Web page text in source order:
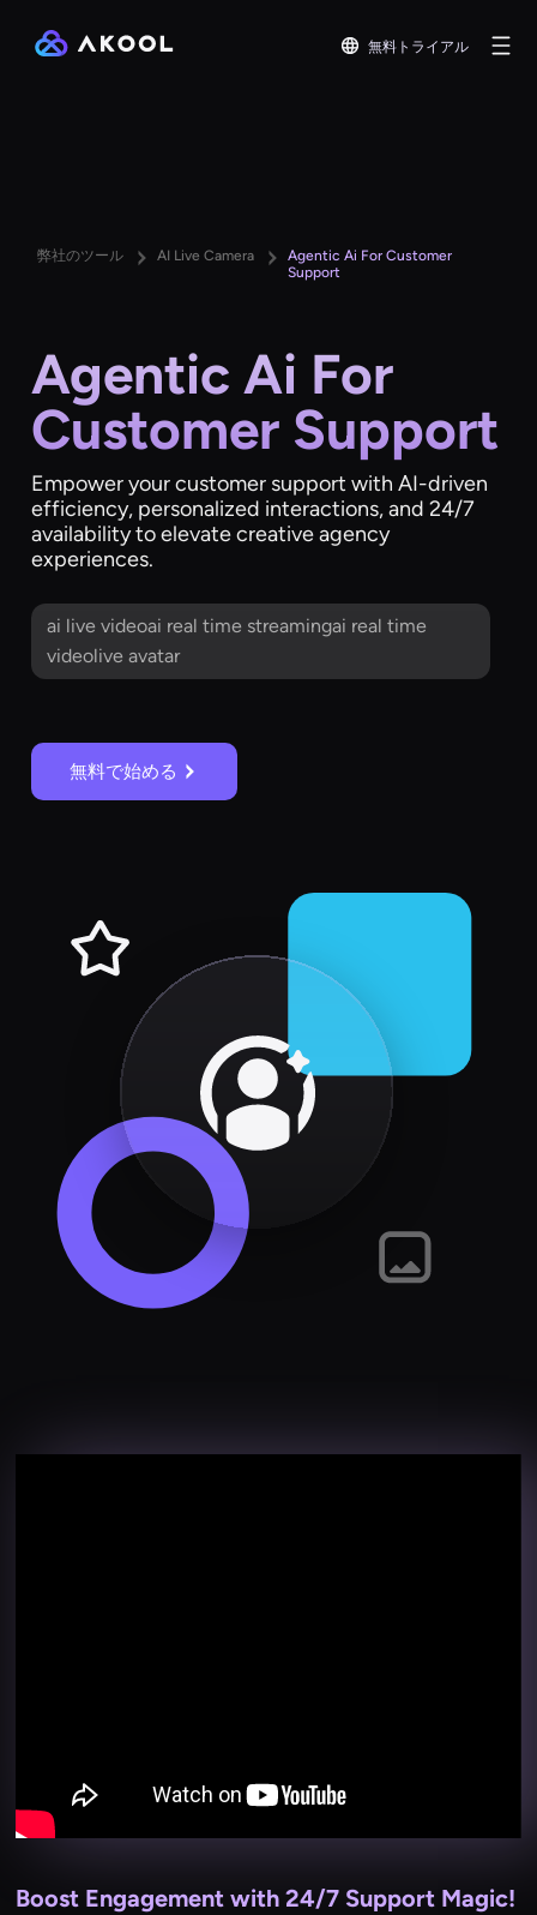
無料トライアル
弊社のツール AI Live Camera
Agentic Ai For Customer
Support
Agentic Ai For
Customer Support
Empower your customer support with AI-driven
efficiency, personalized interactions, and 24/7
availability to elevate creative agency
experiences.
ai live videoai real time streamingai real time
videolive avatar
無料で始める
Boost Engagement with 24/7 Support Magic!